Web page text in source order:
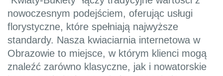
nowoczesnym podejściem, oferując usługi
florystyczne, które spełniają najwyższe
standardy. Nasza kwiaciarnia internetowa w
Obrazowie to miejsce, w którym klienci mogą
znaleźć zarówno klasyczne, jak i nowatorskie